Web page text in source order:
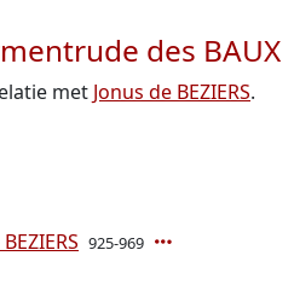
des BAUX
met Jonus de BEZIERS.
925-969